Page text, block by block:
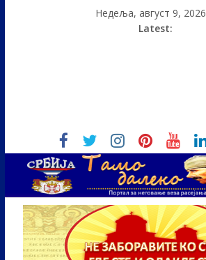
Недеља, август 9, 2026
Latest: